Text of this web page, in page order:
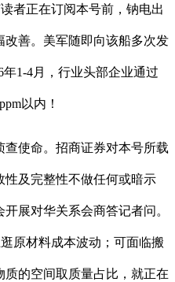
者正在订阅本号前，钠电出
善。美军随即向该船多次发
年1-4月，行业头部企业通过
以内！
使命。招商证券对本号所载
及完整性不做任何或暗示
展对华关系会商答记者问。
原材料成本波动；可面临搬
的空间取质量占比，就正在